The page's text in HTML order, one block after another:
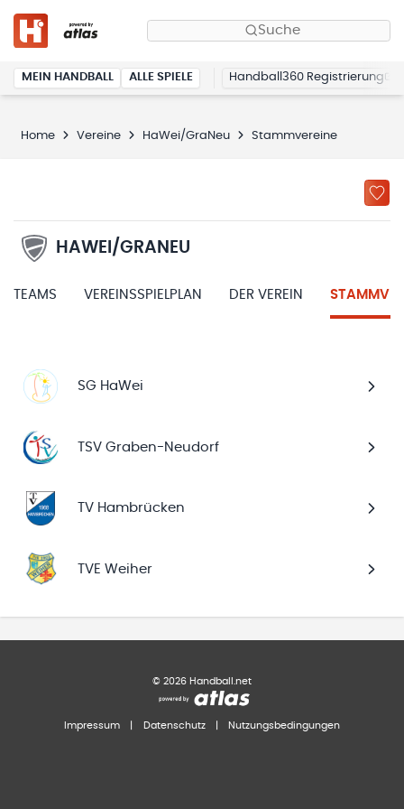
Suche
MEIN HANDBALL ALLE SPIELE Handball360 Registrierung
Home Vereine HaWei/GraNeu Stammvereine
HAWEI/GRANEU
TEAMS VEREINSSPIELPLAN DER VEREIN
SG HaWei
TSV Graben-Neudorf
TV Hambrücken
TVE Weiher
© 2026 Handball.net
Impressum Datenschutz Nutzungsbedingungen